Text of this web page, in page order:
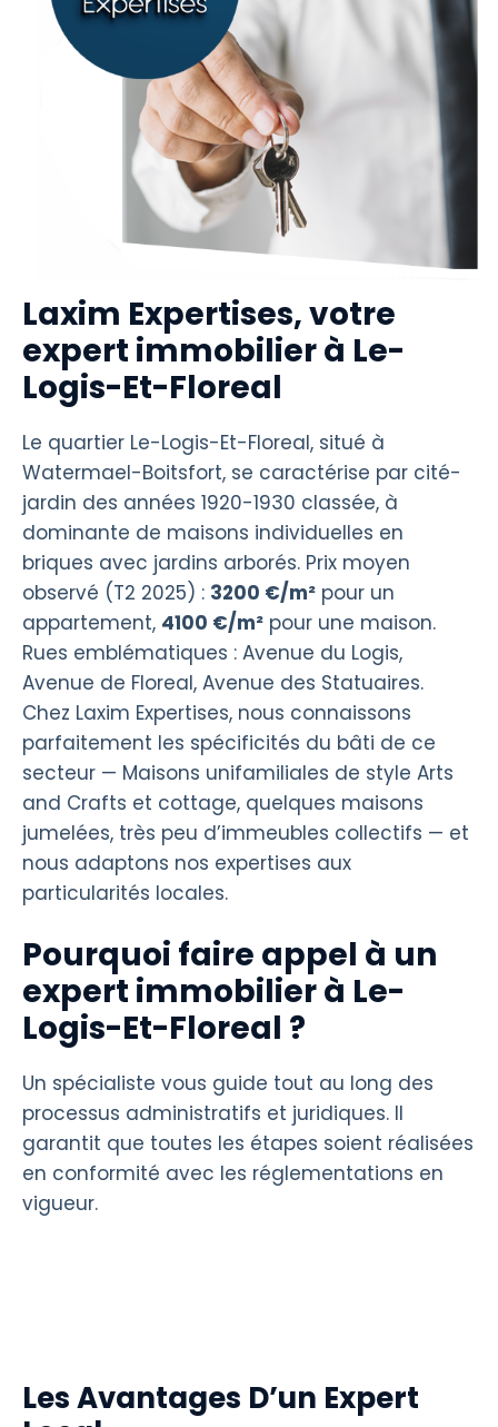
Laxim Expertises, votre
expert immobilier à Le-
Logis-Et-Floreal
Le quartier Le-Logis-Et-Floreal, situé à
Watermael-Boitsfort, se caractérise par cité-
jardin des années 1920-1930 classée, à
dominante de maisons individuelles en
briques avec jardins arborés. Prix moyen
observé (T2 2025) : 3200 €/m² pour un
appartement, 4100 €/m² pour une maison.
Rues emblématiques : Avenue du Logis,
Avenue de Floreal, Avenue des Statuaires.
Chez Laxim Expertises, nous connaissons
parfaitement les spécificités du bâti de ce
secteur — Maisons unifamiliales de style Arts
and Crafts et cottage, quelques maisons
jumelées, très peu d’immeubles collectifs — et
nous adaptons nos expertises aux
particularités locales.
Pourquoi faire appel à un
expert immobilier à Le-
Logis-Et-Floreal ?
Un spécialiste vous guide tout au long des
processus administratifs et juridiques. Il
garantit que toutes les étapes soient réalisées
en conformité avec les réglementations en
vigueur.
Les Avantages D’un Expert